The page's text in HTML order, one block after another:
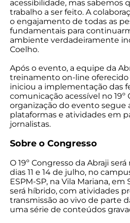
acessibilidade, mas sabemos
trabalho a ser feito. A
o engajamento de todas as
fundamentais para
ambiente verdadeiramente
Coelho.
Após o evento, a equipe da
treinamento on-line oferecido
iniciou a implementação das
comunicação acessível no 19º
organização do evento segue
plataformas e atividades em
jornalistas.
Sobre o Congresso
O 19º Congresso da Abraji
dias 11 e 14 de julho, no
ESPM-SP, na Vila Mariana, em
será híbrido, com atividades
transmissão ao vivo de parte
uma série de conteúdos